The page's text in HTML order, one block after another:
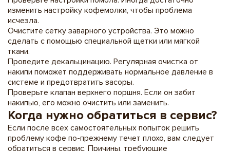
изменить настройку кофемолки, чтобы проблема
исчезла.
Очистите сетку заварного устройства. Это можно
сделать с помощью специальной щетки или мягкой
ткани.
Проведите декальцинацию. Регулярная очистка от
накипи поможет поддерживать нормальное давление в
системе и предотвратить засоры.
Проверьте клапан верхнего поршня. Если он забит
накипью, его можно очистить или заменить.
Когда нужно обратиться в сервис?
Если после всех самостоятельных попыток решить
проблему кофе по-прежнему течет плохо, вам следует
обратиться в сервис. Причины, требующие